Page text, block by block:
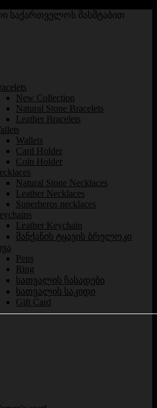
საქართველოს მასშტაბით
New Collection
Natural Stone Bracelets
Leather Bracelets
Wallets
Card Holder
Coin Holder
Natural Stone Necklaces
Leather Necklaces
Superheros necklaces
Leather Keychain
მანქანის ტყავის ბრელოკი
Pens
Ring
სათვალის ჩასადები
სათვალის საკიდი
Gift Card